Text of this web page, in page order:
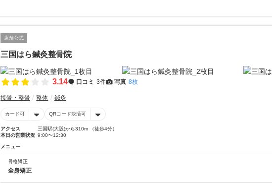
店舗公式
三国はら鍼灸整骨院
3.14 口コミ 3件 写真 8枚
接骨・整骨 整体 鍼灸
カード可 QRコード決済可
アクセス
三国駅(大阪)から310m （徒歩4分）
本日の営業状況 9:00〜12:30
メニュー
骨格矯正
全身矯正